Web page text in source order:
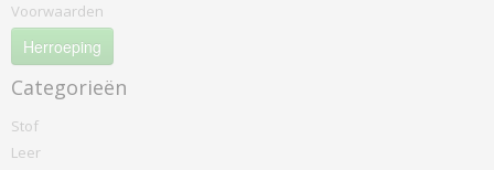
Voorwaarden
Herroeping
Categorieën
Stof
Leer